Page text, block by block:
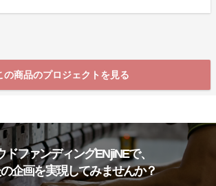
の商品のプロジェクトを見る
ドファンディングENjiNEで、
企画を実現してみませんか？